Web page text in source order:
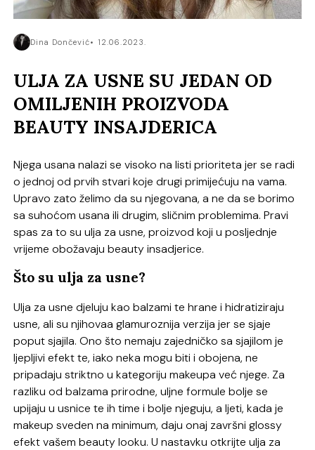
Dina Dončević 12.06.2023.
ULJA ZA USNE SU JEDAN OD
OMILJENIH PROIZVODA
BEAUTY INSAJDERICA
Njega usana nalazi se visoko na listi prioriteta jer se radi
o jednoj od prvih stvari koje drugi primijećuju na vama.
Upravo zato želimo da su njegovana, a ne da se borimo
sa suhoćom usana ili drugim, sličnim problemima. Pravi
spas za to su ulja za usne, proizvod koji u posljednje
vrijeme obožavaju beauty insadjerice.
Što su ulja za usne?
Ulja za usne djeluju kao balzami te hrane i hidratiziraju
usne, ali su njihovaa glamuroznija verzija jer se sjaje
poput sjajila. Ono što nemaju zajedničko sa sjajilom je
ljepljivi efekt te, iako neka mogu biti i obojena, ne
pripadaju striktno u kategoriju makeupa već njege. Za
razliku od balzama prirodne, uljne formule bolje se
upijaju u usnice te ih time i bolje njeguju, a ljeti, kada je
makeup sveden na minimum, daju onaj završni glossy
efekt vašem beauty looku. U nastavku otkrijte ulja za